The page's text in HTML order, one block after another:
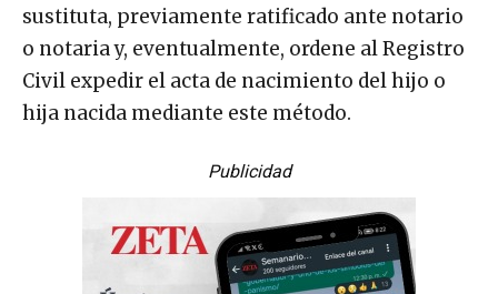
sustituta, previamente ratificado ante notario
o notaria y, eventualmente, ordene al Registro
Civil expedir el acta de nacimiento del hijo o
hija nacida mediante este método.
Publicidad